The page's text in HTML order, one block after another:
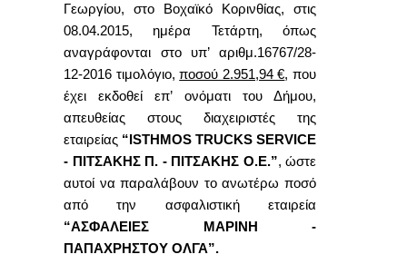
Γεωργίου, στο Βοχαϊκό Κορινθίας, στις
08.04.2015, ημέρα Τετάρτη, όπως
αναγράφονται στο υπ’ αριθμ.16767/28-
12-2016 τιμολόγιο,ποσού 2.951,94 €, που
έχει εκδοθεί επ’ ονόματι του Δήμου,
απευθείας στους διαχειριστές της
εταιρείας “ ISTHMOS TRUCKS SERVICE
- ΠΙΤΣΑΚΗΣ Π. - ΠΙΤΣΑΚΗΣ Ο.Ε.”, ώστε
αυτοί να παραλάβουν το ανωτέρω ποσό
από την ασφαλιστική εταιρεία
“ΑΣΦΑΛΕΙΕΣ ΜΑΡΙΝΗ -
ΠΑΠΑΧΡΗΣΤΟΥ ΟΛΓΑ”.